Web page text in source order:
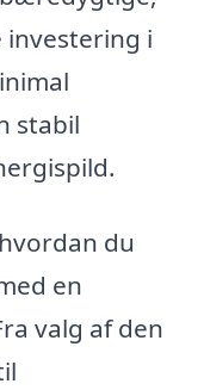
investering i
stabil
du
en
valg af den